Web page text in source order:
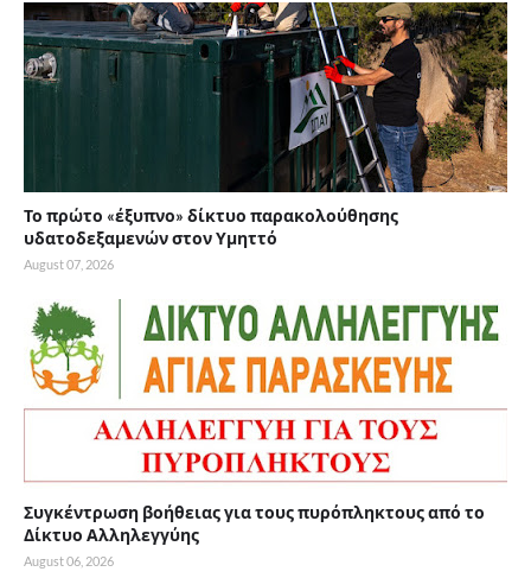
Το πρώτο «έξυπνο» δίκτυο παρακολούθησης
υδατοδεξαμενών στον Υμηττό
August 07, 2026
Συγκέντρωση βοήθειας για τους πυρόπληκτους από το
Δίκτυο Αλληλεγγύης
August 06, 2026